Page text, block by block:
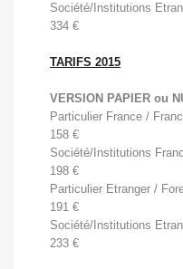
Société/Institutions
334  €
TARIFS 2015
VERSION PAPIER ou
Particulier
158 €
Société/Institutions
198 €
Particulier
191  €
Société/Institutions
233  €